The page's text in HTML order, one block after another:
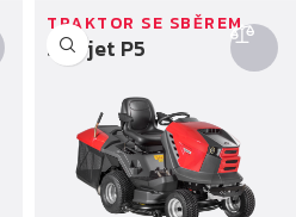
Starjet P5
TRAKTOR SE SBĚREM